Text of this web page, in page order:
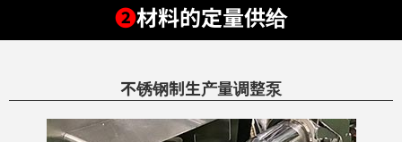
❷材料的定量供给
不锈钢制生产量调整泵